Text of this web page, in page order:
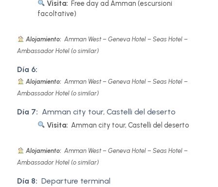
Visita: Free day ad Amman (escursioni
facoltative)
Alojamiento: Amman West – Geneva Hotel – Seas Hotel –
Ambassador Hotel (o similar)
Día 6:
Alojamiento: Amman West – Geneva Hotel – Seas Hotel –
Ambassador Hotel (o similar)
Día 7: Amman city tour, Castelli del deserto
Visita: Amman city tour, Castelli del deserto
Alojamiento: Amman West – Geneva Hotel – Seas Hotel –
Ambassador Hotel (o similar)
Día 8: Departure terminal